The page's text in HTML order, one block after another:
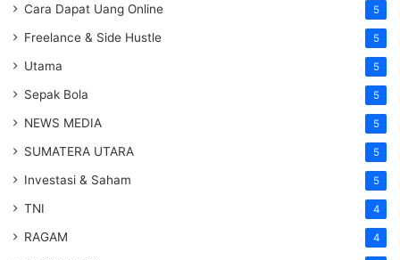
Cara Dapat Uang Online 5
Freelance & Side Hustle 5
Utama 5
Sepak Bola 5
NEWS MEDIA 5
SUMATERA UTARA 5
Investasi & Saham 5
TNI 4
RAGAM 4